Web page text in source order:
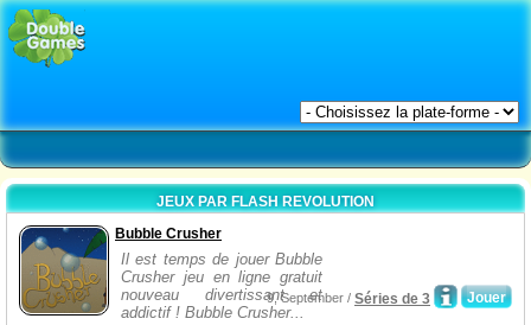
JEUX PAR FLASH REVOLUTION
Bubble Crusher
Il est temps de jouer Bubble
Crusher jeu en ligne gratuit
nouveau divertissant et
addictif ! Bubble Crusher...
Jouer
9, September / Séries de 3